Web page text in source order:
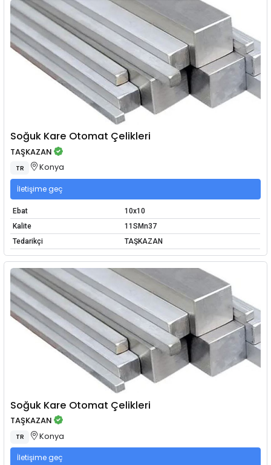
Soğuk Kare Otomat Çelikleri
TAŞKAZAN
TR Konya
İletişime geç
Ebat
10x10
Kalite
11SMn37
Tedarikçi
TAŞKAZAN
Soğuk Kare Otomat Çelikleri
TAŞKAZAN
TR Konya
İletişime geç